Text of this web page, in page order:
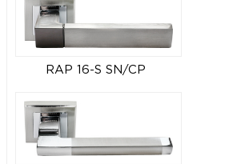
RAP 16-S SN/CP